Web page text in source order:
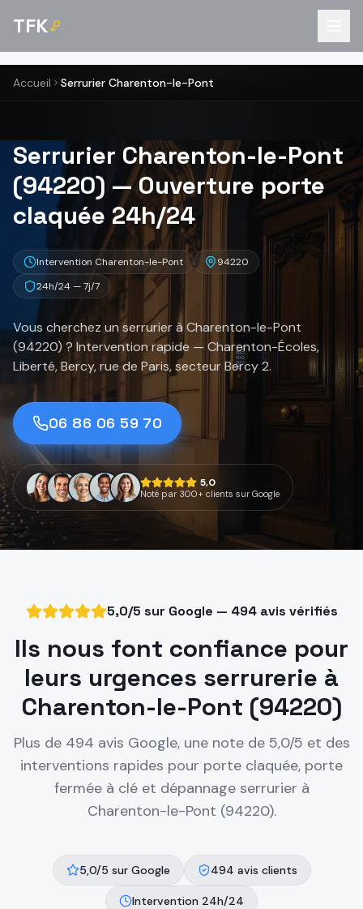
TFK
Accueil Serrurier Charenton-le-Pont
Serrurier Charenton-le-Pont
(94220) — Ouverture porte
claquée 24h/24
Intervention Charenton-le-Pont
94220
24h/24 — 7j/7
Vous cherchez un serrurier à Charenton-le-Pont
(94220) ? Intervention rapide — Charenton-Écoles,
Liberté, Bercy, rue de Paris, secteur Bercy 2.
06 86 06 59 70
5,0
Noté par 300+ clients sur Google
5,0/5 sur Google — 494 avis vérifiés
Ils nous font confiance pour
leurs urgences serrurerie à
Charenton-le-Pont (94220)
Plus de 494 avis Google, une note de 5,0/5 et des
interventions rapides pour porte claquée, porte
fermée à clé et dépannage serrurier à
Charenton-le-Pont (94220).
5,0/5 sur Google 494 avis clients
Intervention 24h/24